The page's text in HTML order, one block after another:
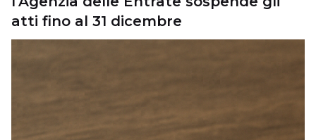
atti fino al 31 dicembre